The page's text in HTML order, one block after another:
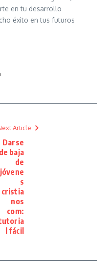
en tu desarrollo
éxito en tus futuros
Article
Darse
de baja
de
jóvene
s
cristia
nos
com:
l fácil